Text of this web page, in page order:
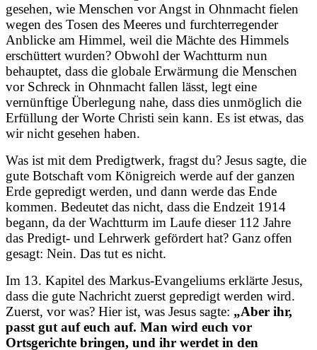
gesehen, wie Menschen vor Angst in Ohnmacht fielen
wegen des Tosen des Meeres und furchterregender
Anblicke am Himmel, weil die Mächte des Himmels
erschüttert wurden? Obwohl der Wachtturm nun
behauptet, dass die globale Erwärmung die Menschen
vor Schreck in Ohnmacht fallen lässt, legt eine
vernünftige Überlegung nahe, dass dies unmöglich die
Erfüllung der Worte Christi sein kann. Es ist etwas, das
wir nicht gesehen haben.
Was ist mit dem Predigtwerk, fragst du? Jesus sagte, die
gute Botschaft vom Königreich werde auf der ganzen
Erde gepredigt werden, und dann werde das Ende
kommen. Bedeutet das nicht, dass die Endzeit 1914
begann, da der Wachtturm im Laufe dieser 112 Jahre
das Predigt- und Lehrwerk gefördert hat? Ganz offen
gesagt: Nein. Das tut es nicht.
Im 13. Kapitel des Markus-Evangeliums erklärte Jesus,
dass die gute Nachricht zuerst gepredigt werden wird.
Zuerst, vor was? Hier ist, was Jesus sagte: „Aber ihr,
passt gut auf euch auf. Man wird euch vor
Ortsgerichte bringen, und ihr werdet in den